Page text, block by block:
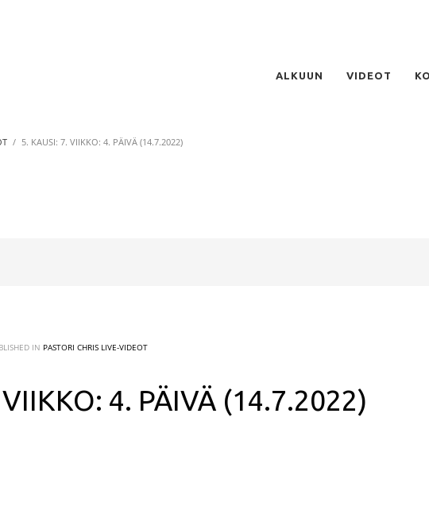
ALKUUN VIDEOT
5. KAUSI: 7. VIIKKO: 4. PÄIVÄ (14.7.2022)
IN PASTORI CHRIS LIVE-VIDEOT
4. PÄIVÄ (14.7.2022)